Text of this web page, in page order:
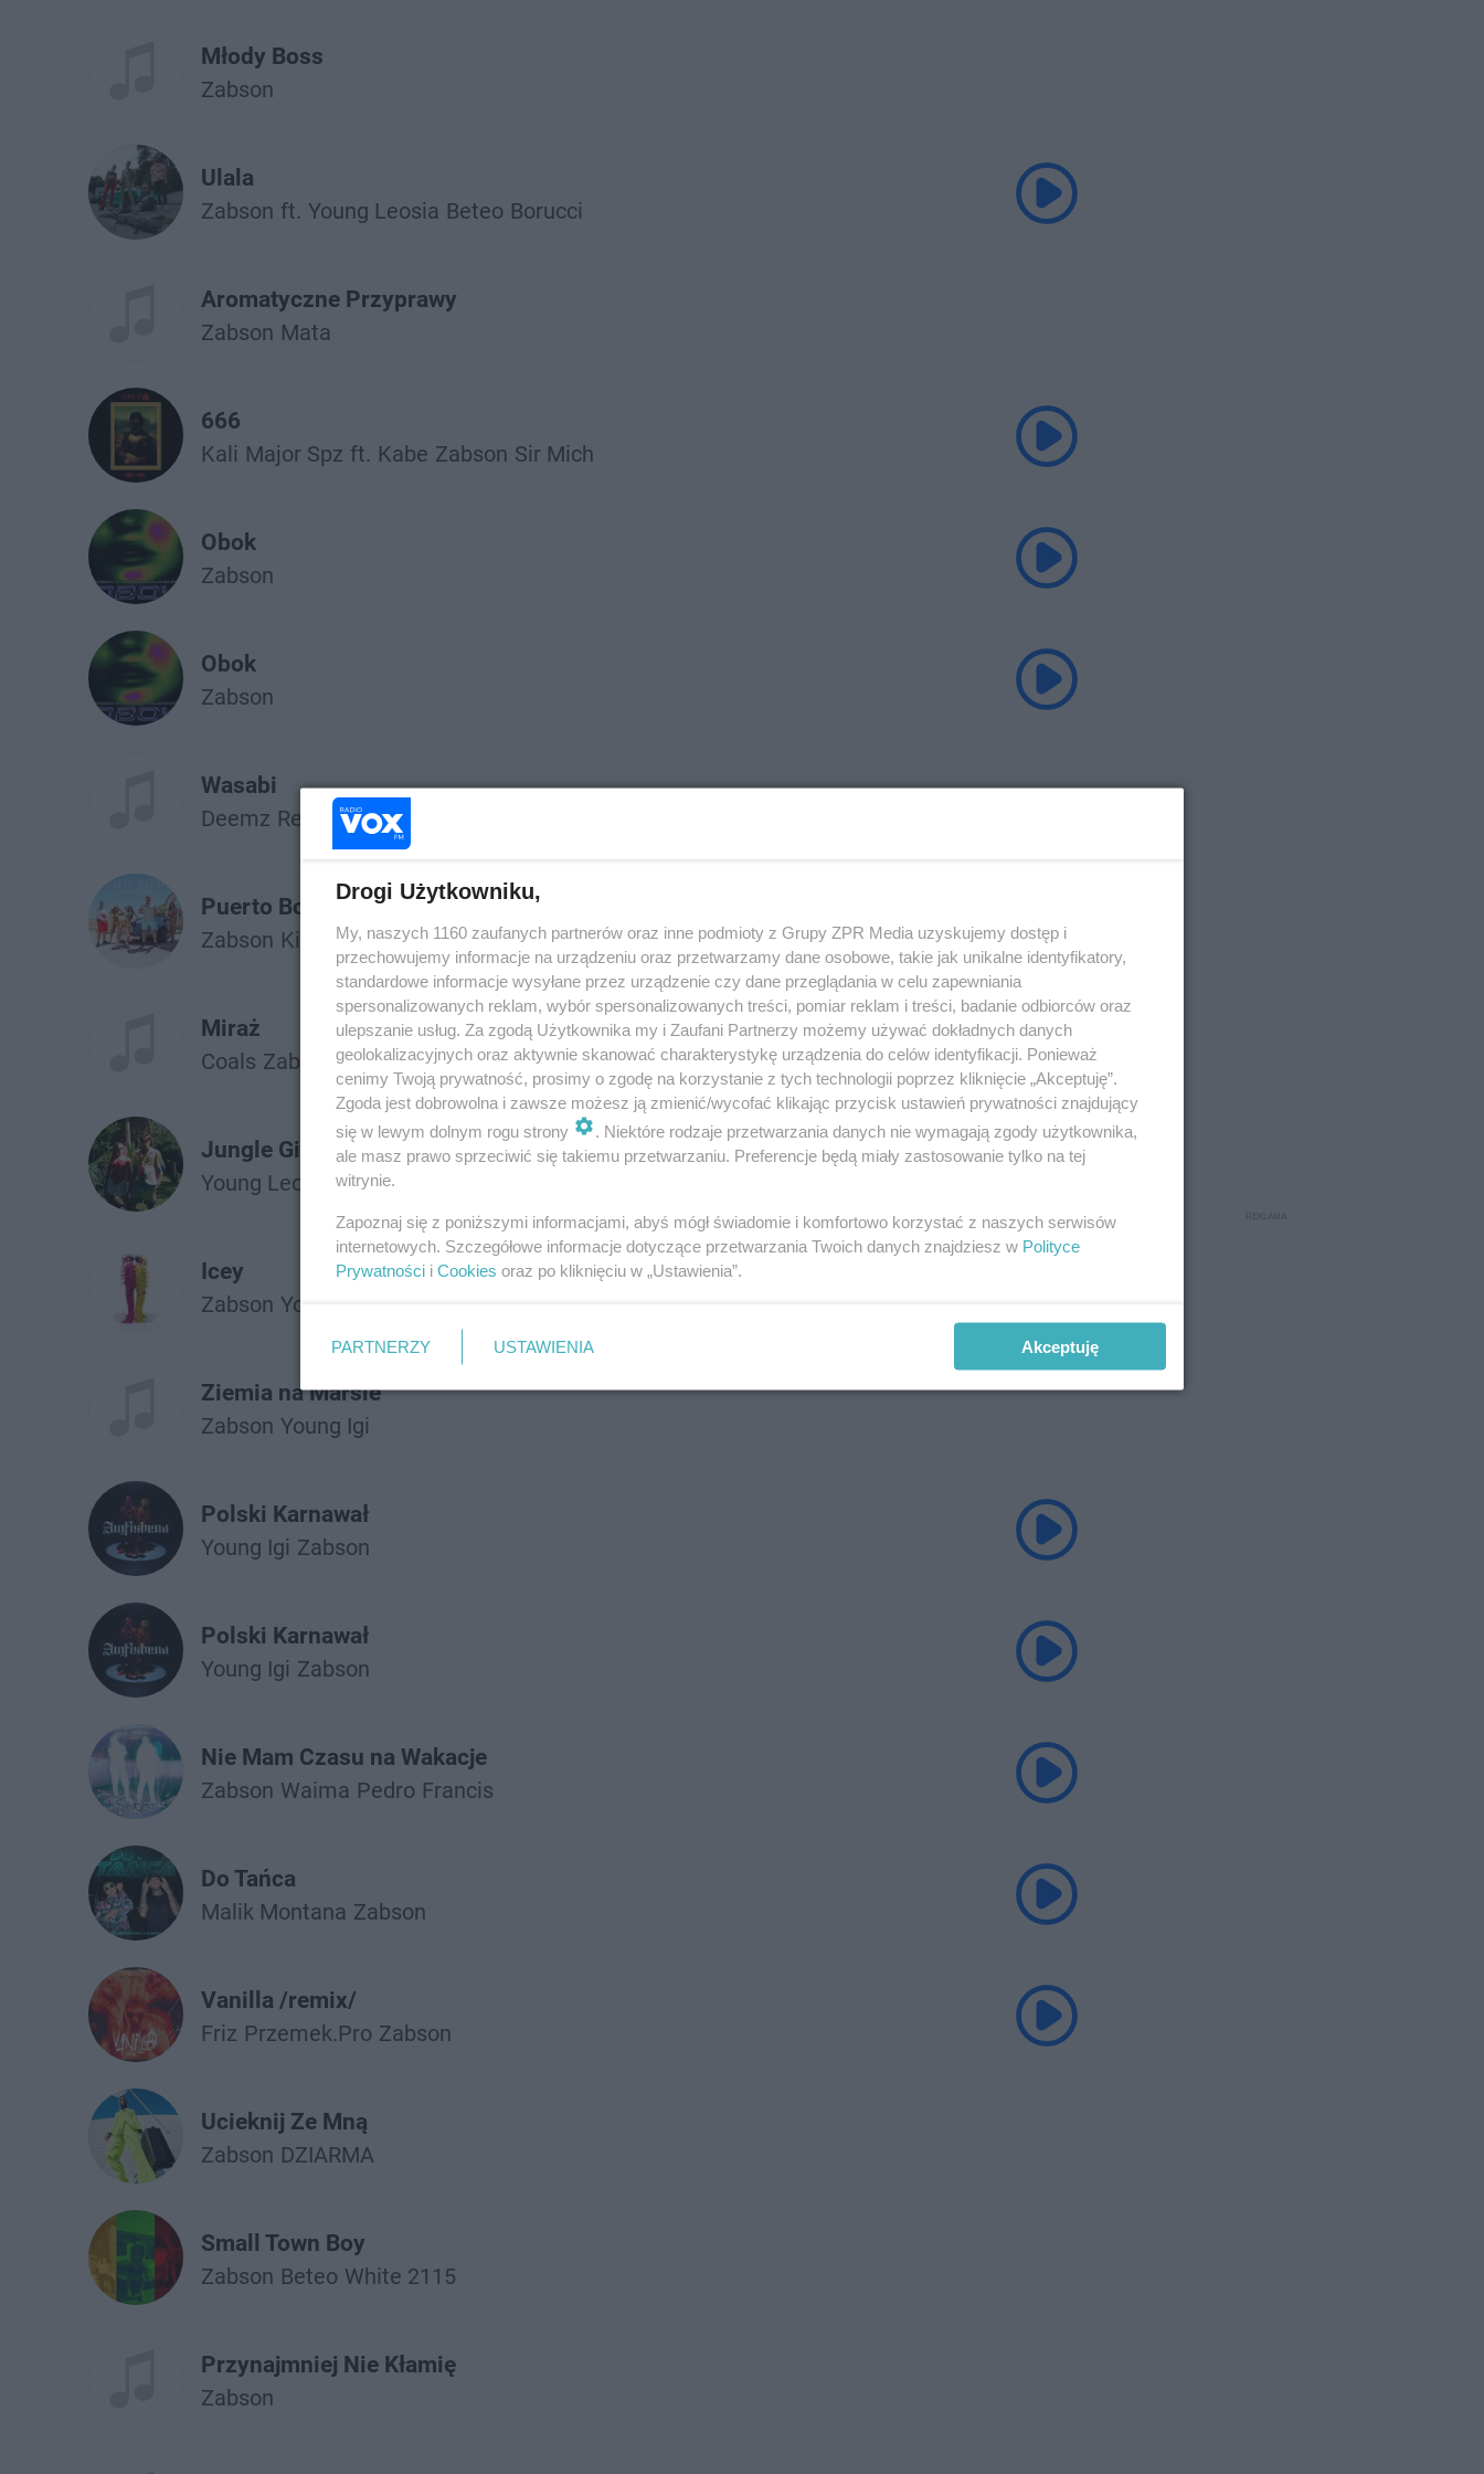
Młody Boss
Żabson
Ulala
Żabson ft. Young Leosia Beteo Borucci
Aromatyczne Przyprawy
Żabson Mata
666
Kali Major Spz ft. Kabe Żabson Sir Mich
Obok
Żabson
Obok
Żabson
Wasabi
Deemz Reto Żabson
Puerto Bounce
Żabson Kizo Zetha Vladimir Cauchemar
Miraż
Coals Żabson
Jungle Girl
Young Leosia
Żabson
Icey
Żabson Young Igi
Ziemia na Marsie
Żabson Young Igi
Polski Karnawał
Young Igi Żabson
Polski Karnawał
Young Igi Żabson
Nie Mam Czasu na Wakacje
Żabson Waima Pedro Francis
Do Tańca
Malik Montana Żabson
Vanilla /remix/
Friz Przemek.Pro Żabson
Ucieknij Ze Mną
Żabson DZIARMA
Small Town Boy
Żabson Beteo White 2115
Przynajmniej Nie Kłamię
Żabson
Drogi Użytkowniku,
My, naszych 1160 zaufanych partnerów oraz inne podmioty z Grupy ZPR Media uzyskujemy dostęp i
przechowujemy informacje na urządzeniu oraz przetwarzamy dane osobowe, takie jak unikalne identyfikatory,
standardowe informacje wysyłane przez urządzenie czy dane przeglądania w celu zapewniania
spersonalizowanych reklam, wybór spersonalizowanych treści, pomiar reklam i treści, badanie odbiorców oraz
ulepszanie usług. Za zgodą Użytkownika my i Zaufani Partnerzy możemy używać dokładnych danych
geolokalizacyjnych oraz aktywnie skanować charakterystykę urządzenia do celów identyfikacji. Ponieważ
cenimy Twoją prywatność, prosimy o zgodę na korzystanie z tych technologii poprzez kliknięcie „Akceptuję”.
Zgoda jest dobrowolna i zawsze możesz ją zmienić/wycofać klikając przycisk ustawień prywatności znajdujący
się w lewym dolnym rogu strony
. Niektóre rodzaje przetwarzania danych nie wymagają zgody użytkownika,
ale masz prawo sprzeciwić się takiemu przetwarzaniu. Preferencje będą miały zastosowanie tylko na tej
witrynie.
Zapoznaj się z poniższymi informacjami, abyś mógł świadomie i komfortowo korzystać z naszych serwisów
internetowych. Szczegółowe informacje dotyczące przetwarzania Twoich danych znajdziesz w Polityce
Prywatności i Cookies oraz po kliknięciu w „Ustawienia”.
PARTNERZY USTAWIENIA Akceptuję